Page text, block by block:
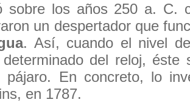
sobre los años 250 a. C.
un despertador que
. Así, cuando el nivel
del reloj, éste
pájaro. En concreto, lo
en 1787.